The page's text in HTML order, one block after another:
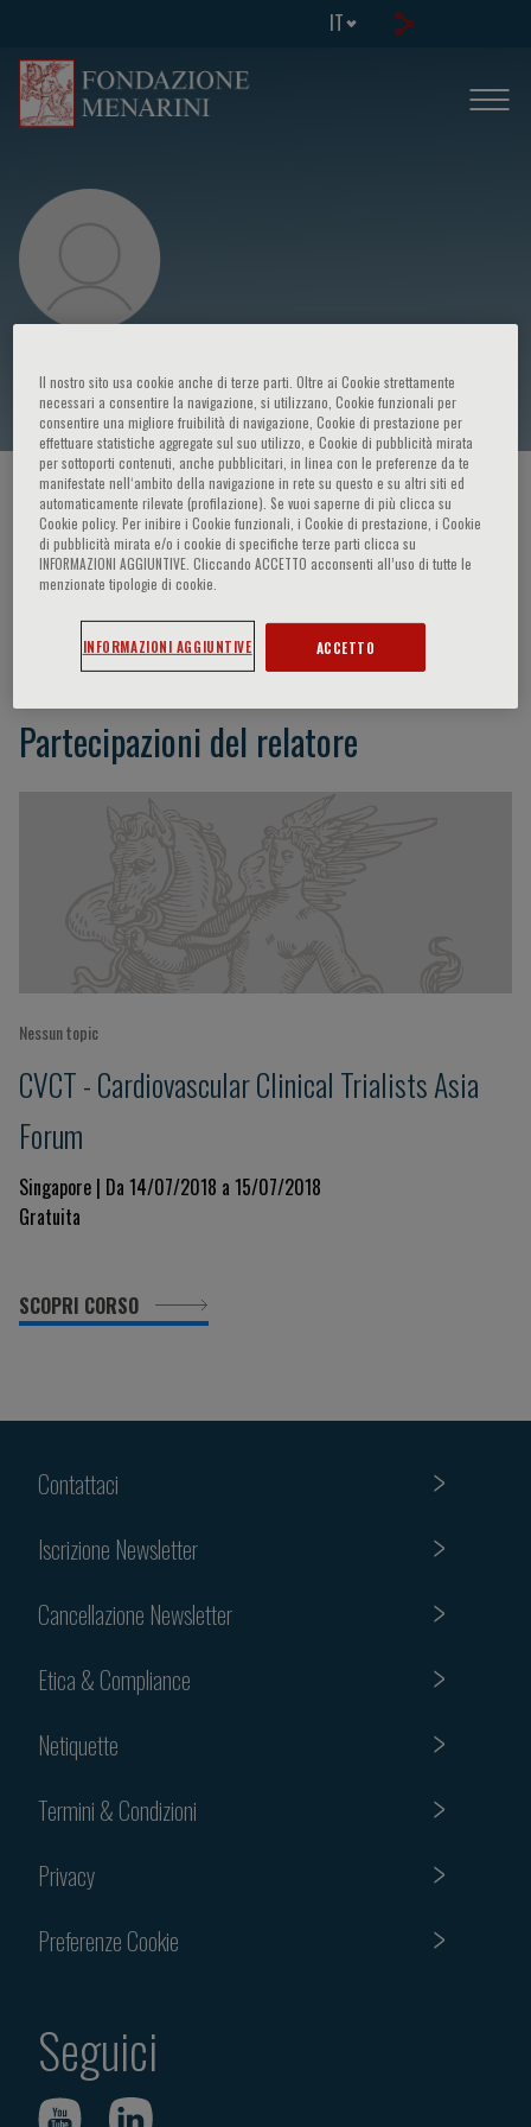
IT
Martin Huelsmann
HOME PAGE / CORSI ED EVENTI / RELATORE
Martin Huelsmann
Partecipazioni del relatore
Nessun topic
CVCT - Cardiovascular Clinical Trialists Asia
Forum
Singapore | Da 14/07/2018 a 15/07/2018
Gratuita
SCOPRI CORSO
Contattaci
Iscrizione Newsletter
Cancellazione Newsletter
Etica & Compliance
Netiquette
Termini & Condizioni
Privacy
Preferenze Cookie
Seguici
Il nostro sito usa cookie anche di terze parti. Oltre ai Cookie strettamente
necessari a consentire la navigazione, si utilizzano, Cookie funzionali per
consentire una migliore fruibilità di navigazione, Cookie di prestazione per
effettuare statistiche aggregate sul suo utilizzo, e Cookie di pubblicità mirata
per sottoporti contenuti, anche pubblicitari, in linea con le preferenze da te
manifestate nell‘ambito della navigazione in rete su questo e su altri siti ed
automaticamente rilevate (profilazione). Se vuoi saperne di più clicca su
Cookie policy. Per inibire i Cookie funzionali, i Cookie di prestazione, i Cookie
di pubblicità mirata e/o i cookie di specifiche terze parti clicca su
INFORMAZIONI AGGIUNTIVE. Cliccando ACCETTO acconsenti all’uso di tutte le
menzionate tipologie di cookie.
INFORMAZIONI AGGIUNTIVE ACCETTO